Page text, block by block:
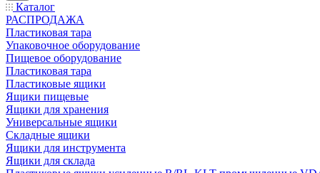
Каталог
РАСПРОДАЖА
Пластиковая тара
Упаковочное оборудование
Пищевое оборудование
Пластиковая тара
Пластиковые ящики
Ящики пищевые
Ящики для хранения
Универсальные ящики
Складные ящики
Ящики для инструмента
Ящики для склада